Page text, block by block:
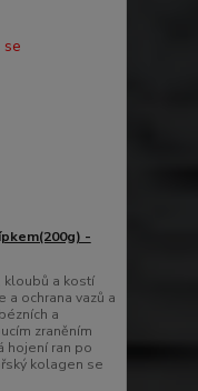
-
kloubů a kostí
a ochrana vazů a
a
zraněním
hojení ran po
kolagen se